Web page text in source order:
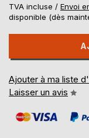
TVA incluse / Envoi
disponible (dès
Ajouter à ma liste
Laisser un avis